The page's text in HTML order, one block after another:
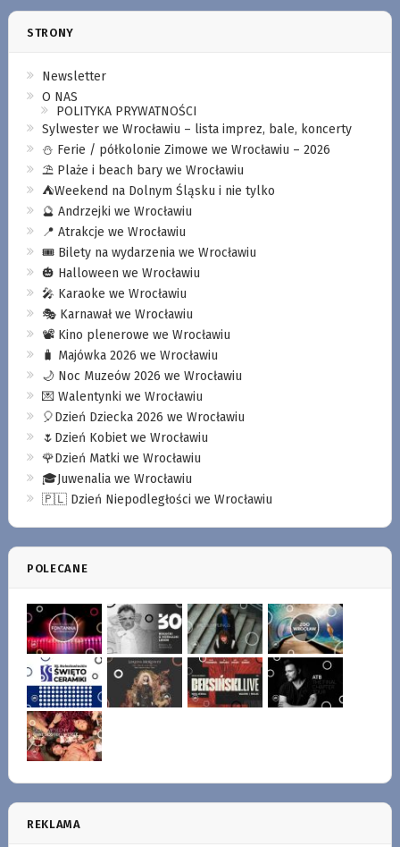
STRONY
Newsletter
O NAS
POLITYKA PRYWATNOŚCI
Sylwester we Wrocławiu – lista imprez, bale, koncerty
⛄️ Ferie / półkolonie Zimowe we Wrocławiu – 2026
⛱️ Plaże i beach bary we Wrocławiu
⛺️Weekend na Dolnym Śląsku i nie tylko
🔮 Andrzejki we Wrocławiu
📍 Atrakcje we Wrocławiu
🎟️ Bilety na wydarzenia we Wrocławiu
🎃 Halloween we Wrocławiu
🎤 Karaoke we Wrocławiu
🎭 Karnawał we Wrocławiu
📽️ Kino plenerowe we Wrocławiu
🧳 Majówka 2026 we Wrocławiu
🌙 Noc Muzeów 2026 we Wrocławiu
💌 Walentynki we Wrocławiu
🎈Dzień Dziecka 2026 we Wrocławiu
🌷Dzień Kobiet we Wrocławiu
🌹Dzień Matki we Wrocławiu
🎓Juwenalia we Wrocławiu
🇵🇱 Dzień Niepodległości we Wrocławiu
POLECANE
REKLAMA